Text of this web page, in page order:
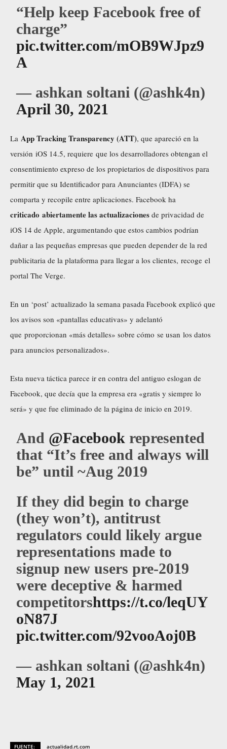
“Help keep Facebook free of
charge”
pic.twitter.com/mOB9WJpz9
A
— ashkan soltani (@ashk4n)
April 30, 2021
La App Tracking Transparency (ATT), que apareció en la
versión iOS 14.5, requiere que los desarrolladores obtengan el
consentimiento expreso de los propietarios de dispositivos para
permitir que su Identificador para Anunciantes (IDFA) se
comparta y recopile entre aplicaciones. Facebook ha
criticado abiertamente las actualizaciones de privacidad de
iOS 14 de Apple, argumentando que estos cambios podrían
dañar a las pequeñas empresas que pueden depender de la red
publicitaria de la plataforma para llegar a los clientes, recoge el
portal The Verge.
En un ‘post’ actualizado la semana pasada Facebook explicó que
los avisos son «pantallas educativas» y adelantó
que proporcionan «más detalles» sobre cómo se usan los datos
para anuncios personalizados».
Esta nueva táctica parece ir en contra del antiguo eslogan de
Facebook, que decía que la empresa era «gratis y siempre lo
será» y que fue eliminado de la página de inicio en 2019.
And @Facebook represented
that “It’s free and always will
be” until ~Aug 2019
If they did begin to charge
(they won’t), antitrust
regulators could likely argue
representations made to
signup new users pre-2019
were deceptive & harmed
competitorshttps://t.co/leqUY
oN87J
pic.twitter.com/92vooAoj0B
— ashkan soltani (@ashk4n)
May 1, 2021
FUENTE: actualidad.rt.com